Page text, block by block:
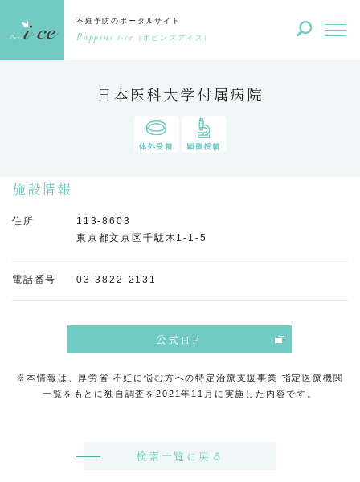
不妊予防のポータルサイト
Poppins i-ce （ポピンズアイス）
日本医科大学付属病院
体外受精 顕微授精
施設情報
住所
113-8603
東京都文京区千駄木1-1-5
電話番号 03-3822-2131
公式HP
※本情報は、厚労省 不妊に悩む方への特定治療支援事業 指定医療機関
一覧をもとに独自調査を2021年11月に実施した内容です。
検索一覧に戻る